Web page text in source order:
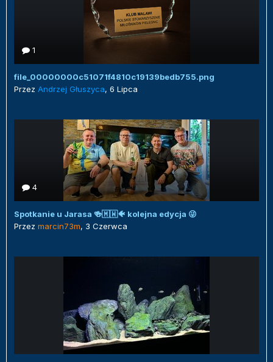
1
file_00000000c51071f4810c19139bedb755.png
Przez Andrzej Głuszyca, 6 Lipca
4
Spotkanie u Jarasa 🍻🇲🇼🐠 kolejna edycja 😜
Przez marcin73m, 3 Czerwca